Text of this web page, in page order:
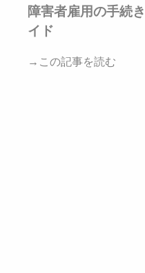
障害者雇用の手続
イド
→この記事を読む